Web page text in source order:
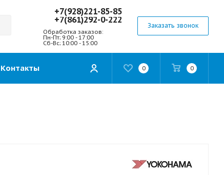
+7(928)221-85-85
+7(861)292-0-222
Обработка заказов:
Пн-Пт; 9:00 - 17:00
Сб-Вс; 10:00 - 15:00
Заказать звонок
0 0
Контакты